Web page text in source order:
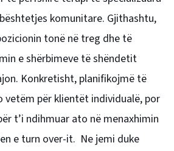
komunitare. Gjithashtu,
tonë në treg dhe të
e shërbimeve të shëndetit
Konkretisht, planifikojmë të
vetëm për klientët individualë, por
t’i ndihmuar ato në menaxhimin
e turn over-it. Ne jemi duke